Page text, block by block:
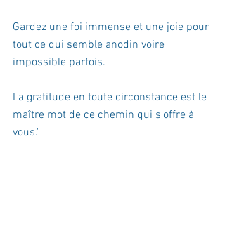
Gardez une foi immense et une joie pour
tout ce qui semble anodin voire
impossible parfois.
La gratitude en toute circonstance est le
maître mot de ce chemin qui s'offre à
vous."